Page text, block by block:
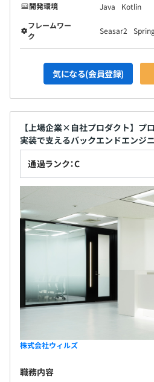
開発環境
Java
Kotlin
フレームワー
ク
Seasar2
気になる(会員登録)
【上場企業×自社プロダクト】プ
実装で支えるバックエンドエンジ
通過ランク：C
株式会社ウィルズ
職務内容